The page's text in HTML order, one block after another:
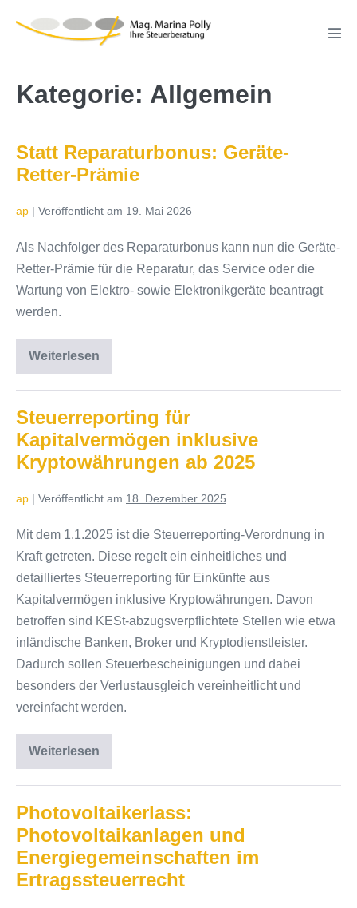
Inhalt
Kategorie: Allgemein
Statt Reparaturbonus: Geräte-
Retter-Prämie
ap | Veröffentlicht am 19. Mai 2026
Als Nachfolger des Reparaturbonus kann nun die Geräte-
Retter-Prämie für die Reparatur, das Service oder die
Wartung von Elektro- sowie Elektronikgeräte beantragt
werden.
Weiterlesen
Statt
Reparaturbonus:
Prämie
Steuerreporting für
Kapitalvermögen inklusive
Kryptowährungen ab 2025
ap | Veröffentlicht am 18. Dezember 2025
Mit dem 1.1.2025 ist die Steuerreporting-Verordnung in
Kraft getreten. Diese regelt ein einheitliches und
detailliertes Steuerreporting für Einkünfte aus
Kapitalvermögen inklusive Kryptowährungen. Davon
betroffen sind KESt-abzugsverpflichtete Stellen wie etwa
inländische Banken, Broker und Kryptodienstleister.
Dadurch sollen Steuerbescheinigungen und dabei
besonders der Verlustausgleich vereinheitlicht und
vereinfacht werden.
WeiterlesenSteuerreporting
für
Kryptowährungen
ab
2025
Photovoltaikerlass:
Photovoltaikanlagen und
Energiegemeinschaften im
Ertragssteuerrecht